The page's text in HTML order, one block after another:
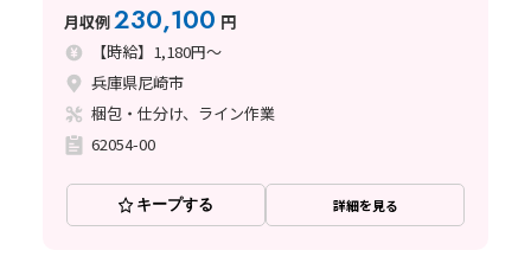
月収例230,100 円
【時給】1,180円～
兵庫県尼崎市
梱包・仕分け、ライン作業
62054-00
キープする 詳細を見る